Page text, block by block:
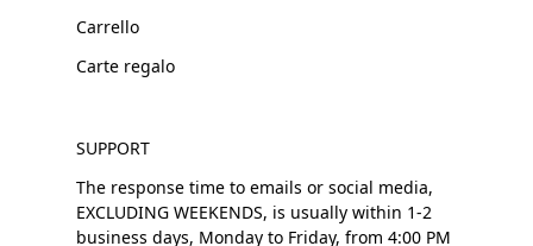
Carrello
Carte regalo
SUPPORT
The response time to emails or social media,
EXCLUDING WEEKENDS, is usually within 1-2
business days, Monday to Friday, from 4:00 PM